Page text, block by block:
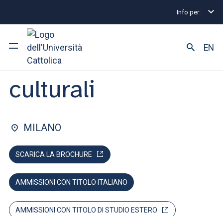
Info per:
Ateneo
Ricerca
Facoltà e campus
SEI UNO STUDENTE ISCRITTO?
EN
Scienze
FACOLTÀ DI: LETTERE E FILOSOFIA
Scienze dei beni
culturali
MILANO
SCARICA LA BROCHURE
AMMISSIONI CON TITOLO ITALIANO
AMMISSIONI CON TITOLO DI STUDIO ESTERO